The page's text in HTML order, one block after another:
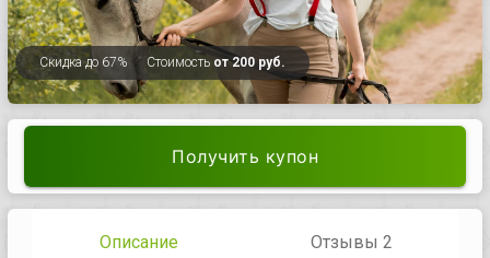
Скидкадо 67% Стоимость от 200 руб.
Получить купон
Описание Отзывы 2